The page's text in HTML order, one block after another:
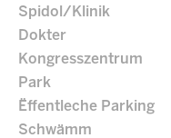
Spidol/Klinik
Dokter
Kongresszentrum
Park
Ëffentleche Parking
Schwämm